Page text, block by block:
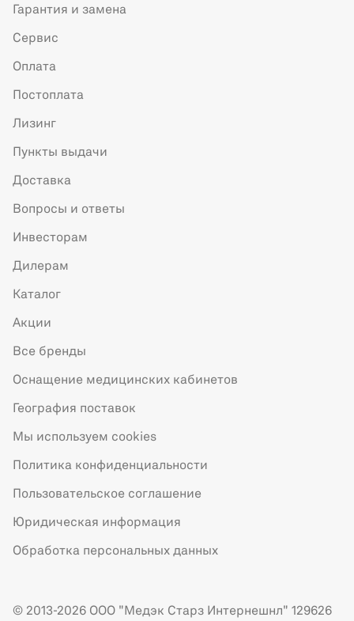
Гарантия и замена
Сервис
Оплата
Постоплата
Лизинг
Пункты выдачи
Доставка
Вопросы и ответы
Инвесторам
Дилерам
Каталог
Акции
Все бренды
Оснащение медицинских кабинетов
География поставок
Мы используем cookies
Политика конфиденциальности
Пользовательское соглашение
Юридическая информация
Обработка персональных данных
© 2013-2026 ООО "Медэк Старз Интернешнл" 129626